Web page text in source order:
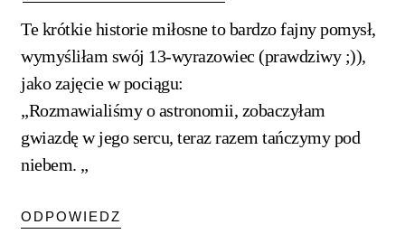
Te krótkie historie miłosne to bardzo fajny pomysł,
wymyśliłam swój 13-wyrazowiec (prawdziwy ;)),
jako zajęcie w pociągu:
„Rozmawialiśmy o astronomii, zobaczyłam
gwiazdę w jego sercu, teraz razem tańczymy pod
niebem. „
ODPOWIEDZ